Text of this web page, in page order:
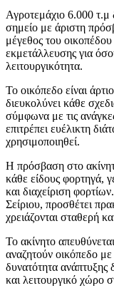
Αγροτεμάχιο 6.000 τ.μ
σημείο με άριστη
μέγεθος του
εκμετάλλευσης για
λειτουργικότητα.
Το οικόπεδο είναι
διευκολύνει κάθε
σύμφωνα με τις
επιτρέπει ευέλικτη
χρησιμοποιηθεί.
Η πρόσβαση στο
κάθε είδους φορτηγά,
και διαχείριση
Σείριου, προσθέτει
χρειάζονται σταθερή
Το ακίνητο
αναζητούν οικόπεδο
δυνατότητα
και λειτουργικό χώρο